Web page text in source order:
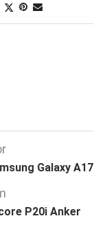
Galaxy A17
P20i Anker